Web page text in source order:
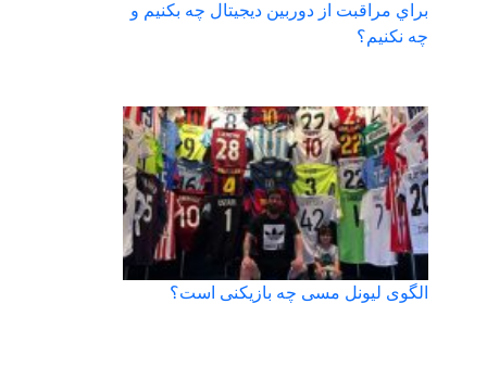
براي مراقبت از دوربين ديجيتال چه بكنيم و
چه نكنيم؟
الگوی لیونل مسی چه بازیکنی است؟